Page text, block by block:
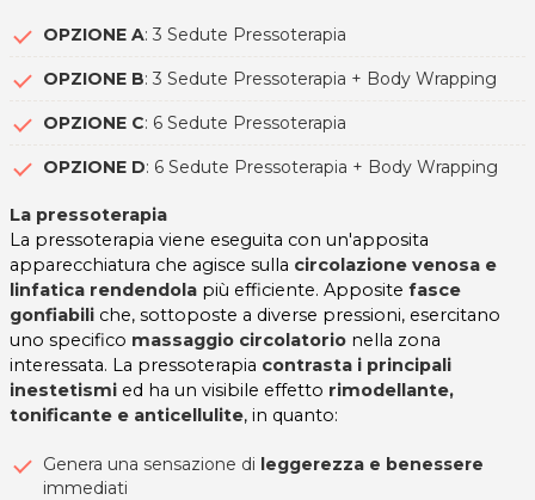
OPZIONE A: 3 Sedute Pressoterapia
OPZIONE B: 3 Sedute Pressoterapia + Body Wrapping
OPZIONE C: 6 Sedute Pressoterapia
OPZIONE D: 6 Sedute Pressoterapia + Body Wrapping
La pressoterapia
La pressoterapia viene eseguita con un'apposita
apparecchiatura che agisce sulla circolazione venosa e
linfatica rendendola più efficiente. Apposite fasce
gonfiabili che, sottoposte a diverse pressioni, esercitano
uno specifico massaggio circolatorio nella zona
interessata. La pressoterapia contrasta i principali
inestetismi ed ha un visibile effetto rimodellante,
tonificante e anticellulite, in quanto:
Genera una sensazione di leggerezza e benessere
immediati